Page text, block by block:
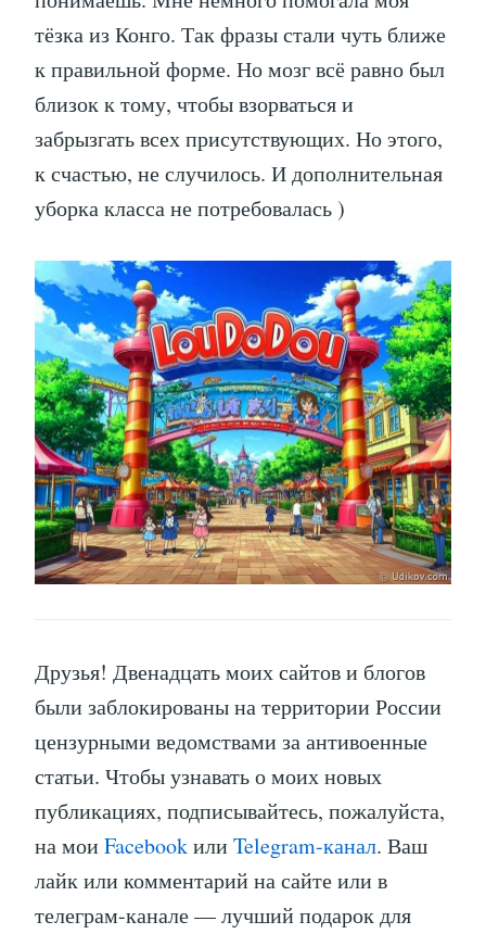
тёзка из Конго. Так фразы стали чуть ближе
к правильной форме. Но мозг всё равно был
близок к тому, чтобы взорваться и
забрызгать всех присутствующих. Но этого,
к счастью, не случилось. И дополнительная
уборка класса не потребовалась )
Друзья! Двенадцать моих сайтов и блогов
были заблокированы на территории России
цензурными ведомствами за антивоенные
статьи. Чтобы узнавать о моих новых
публикациях, подписывайтесь, пожалуйста,
на мои Facebookили Telegram-канал. Ваш
лайк или комментарий на сайте или в
телеграм-канале — лучший подарок для